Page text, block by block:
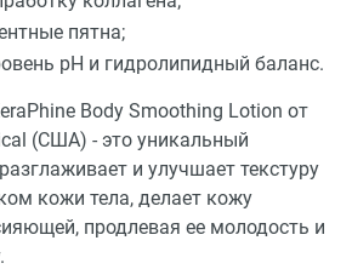
пятна;
pH и гидролипидный баланс.
Body Smoothing Lotion от
(США) - это уникальный
и улучшает текстуру
кожи тела, делает кожу
продлевая ее молодость и